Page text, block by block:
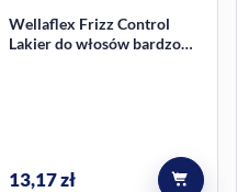
Wellaflex Frizz Control
Lakier do włosów bardzo
13,17zł